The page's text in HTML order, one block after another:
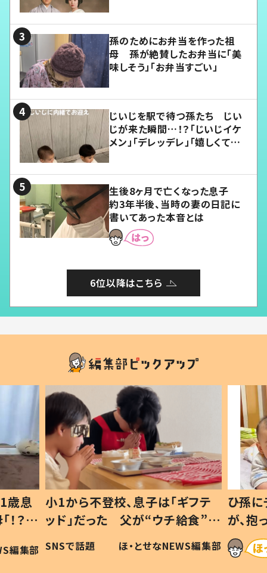
孫のためにお弁当を作った祖
母 孫が絶賛したお弁当に「美
味しそう」「お弁当すごい」
じいじを駅で待つ孫たち じい
じが来た瞬間…！？「じいじイケ
メン」「デレッデレ」「嬉しくて可
生後8ヶ月で亡くなった息子
約3年半後、当時の妻の日記に
書いてあった本音とは
6位以降はこちら
歳息
？」
編集部
小1から不登校、息子は「ギフテ
ッド」だった 父が“ウチ給食”を
作り続ける理由とは #令和の親
#令和の子
SNSで話題 ほ・とせなNEWS編集部
ひ孫
が、
「涙が
い」